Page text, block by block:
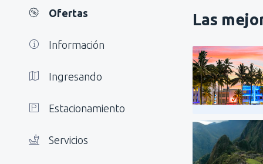
Ofertas
Información
Ingresando
Estacionamiento
Servicios
Las